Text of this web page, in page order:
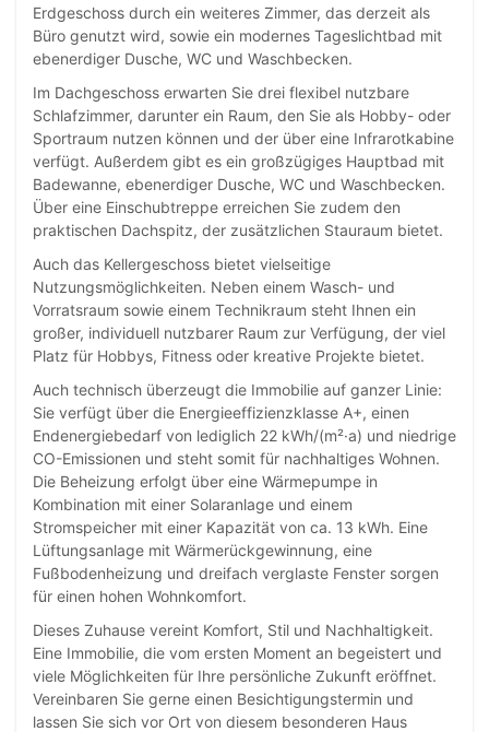
Erdgeschoss durch ein weiteres Zimmer, das derzeit als
Büro genutzt wird, sowie ein modernes Tageslichtbad mit
ebenerdiger Dusche, WC und Waschbecken.
Im Dachgeschoss erwarten Sie drei flexibel nutzbare
Schlafzimmer, darunter ein Raum, den Sie als Hobby- oder
Sportraum nutzen können und der über eine Infrarotkabine
verfügt. Außerdem gibt es ein großzügiges Hauptbad mit
Badewanne, ebenerdiger Dusche, WC und Waschbecken.
Über eine Einschubtreppe erreichen Sie zudem den
praktischen Dachspitz, der zusätzlichen Stauraum bietet.
Auch das Kellergeschoss bietet vielseitige
Nutzungsmöglichkeiten. Neben einem Wasch- und
Vorratsraum sowie einem Technikraum steht Ihnen ein
großer, individuell nutzbarer Raum zur Verfügung, der viel
Platz für Hobbys, Fitness oder kreative Projekte bietet.
Auch technisch überzeugt die Immobilie auf ganzer Linie:
Sie verfügt über die Energieeffizienzklasse A+, einen
Endenergiebedarf von lediglich 22 kWh/(m²·a) und niedrige
CO-Emissionen und steht somit für nachhaltiges Wohnen.
Die Beheizung erfolgt über eine Wärmepumpe in
Kombination mit einer Solaranlage und einem
Stromspeicher mit einer Kapazität von ca. 13 kWh. Eine
Lüftungsanlage mit Wärmerückgewinnung, eine
Fußbodenheizung und dreifach verglaste Fenster sorgen
für einen hohen Wohnkomfort.
Dieses Zuhause vereint Komfort, Stil und Nachhaltigkeit.
Eine Immobilie, die vom ersten Moment an begeistert und
viele Möglichkeiten für Ihre persönliche Zukunft eröffnet.
Vereinbaren Sie gerne einen Besichtigungstermin und
lassen Sie sich vor Ort von diesem besonderen Haus